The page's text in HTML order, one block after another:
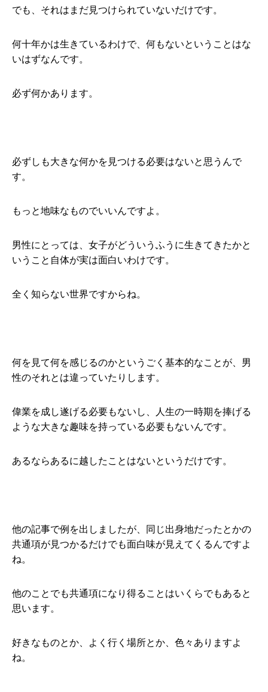
でも、それはまだ見つけられていないだけです。
何十年かは生きているわけで、何もないということはな
いはずなんです。
必ず何かあります。
必ずしも大きな何かを見つける必要はないと思うんで
す。
もっと地味なものでいいんですよ。
男性にとっては、女子がどういうふうに生きてきたかと
いうこと自体が実は面白いわけです。
全く知らない世界ですからね。
何を見て何を感じるのかというごく基本的なことが、男
性のそれとは違っていたりします。
偉業を成し遂げる必要もないし、人生の一時期を捧げる
ような大きな趣味を持っている必要もないんです。
あるならあるに越したことはないというだけです。
他の記事で例を出しましたが、同じ出身地だったとかの
共通項が見つかるだけでも面白味が見えてくるんですよ
ね。
他のことでも共通項になり得ることはいくらでもあると
思います。
好きなものとか、よく行く場所とか、色々ありますよ
ね。